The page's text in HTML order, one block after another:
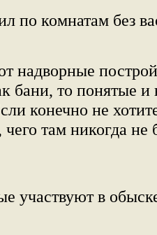
по комнатам без
надворные
бани, то понятые и
конечно не
там никогда не
участвуют в